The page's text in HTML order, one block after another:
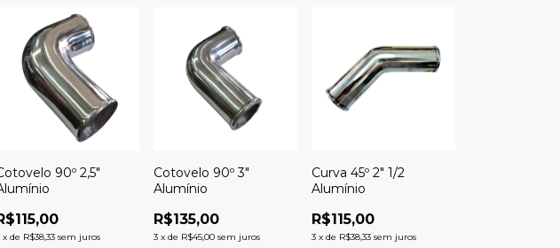
90º 2,5"
xde R$38,33 sem juros
Cotovelo 90º 3"
Alumínio
R$135,00
3 xde R$45,00 sem juros
Curva 45º 2" 1/2
Alumínio
R$115,00
3 xde R$38,33 sem juros